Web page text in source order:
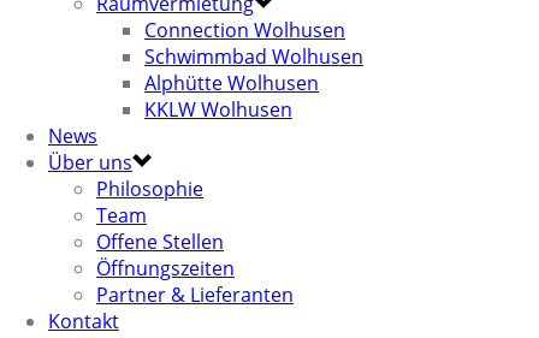
Connection Wolhusen
Schwimmbad Wolhusen
Alphütte Wolhusen
KKLW Wolhusen
News
Über uns
Philosophie
Team
Offene Stellen
Öffnungszeiten
Partner & Lieferanten
Kontakt